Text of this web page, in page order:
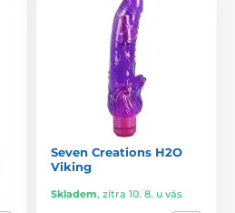
Seven Creations H2O
Viking
Skladem, zítra 10. 8. u vás